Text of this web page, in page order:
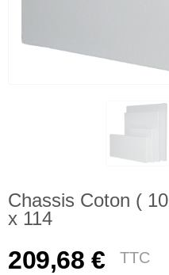
Chassis Coton (
x 114
209,68 € TTC